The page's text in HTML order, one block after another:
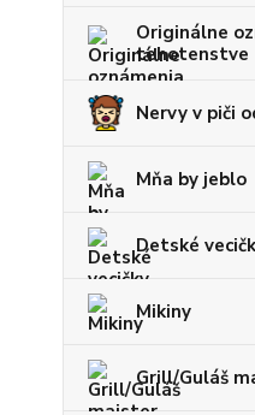
Originálne
tehotenstve
Nervy v piči
Mňa by jeblo
Detské
Mikiny
Grill/Guláš